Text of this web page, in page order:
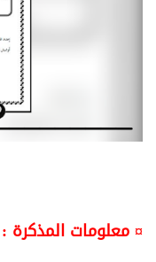
¤ معلومات المذكرة :